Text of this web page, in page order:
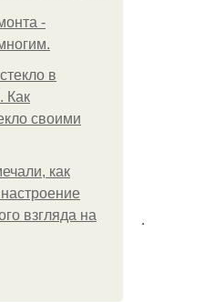
-
в
Как
своими
как
взгляда на
.